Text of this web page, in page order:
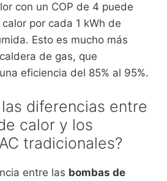
con un COP de 4 puede
por cada 1 kWh de
Esto es mucho más
de gas, que
eficiencia del 85% al 95%.
diferencias entre
calor y los
tradicionales?
entre las bombas de